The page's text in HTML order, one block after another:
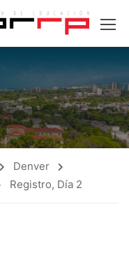
Denver
Registro, Día 2